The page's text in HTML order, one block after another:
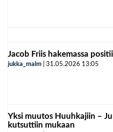
Jacob Friis hakemassa
jukka_malm 31.05.2026 13:05
Yksi muutos Huuhkajiin –
kutsuttiin mukaan